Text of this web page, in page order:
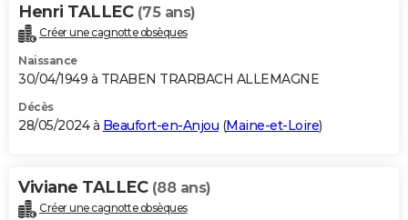
Henri TALLEC (75 ans)
Créer une cagnotte obsèques
Naissance
30/04/1949 à TRABEN TRARBACH ALLEMAGNE
Décès
28/05/2024 à Beaufort-en-Anjou (Maine-et-Loire)
Viviane TALLEC (88 ans)
Créer une cagnotte obsèques